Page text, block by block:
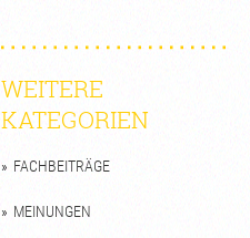
WEITERE
KATEGORIEN
FACHBEITRÄGE
MEINUNGEN